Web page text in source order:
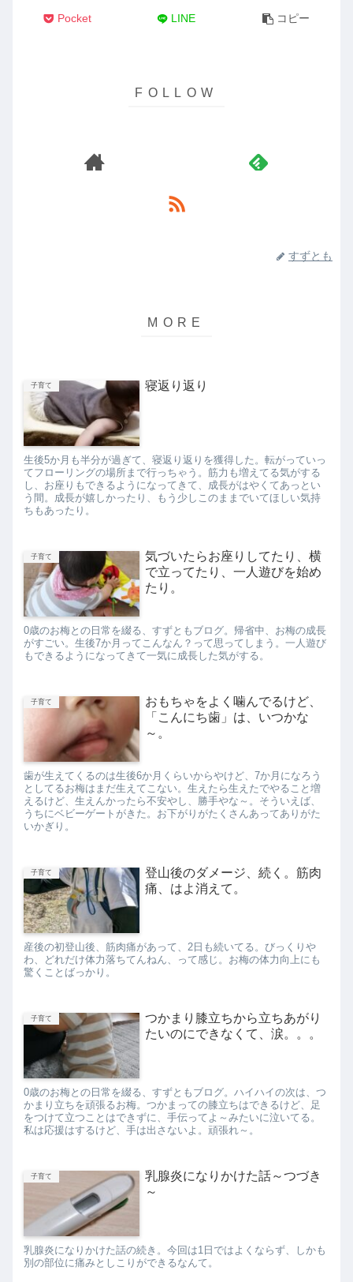
Pocket LINE コピー
すずとも
子育て 寝返り返り
生後5か月も半分が過ぎて、寝返り返りを獲得した。転がっていっ
てフローリングの場所まで行っちゃう。筋力も増えてる気がする
し、お座りもできるようになってきて、成長がはやくてあっとい
う間。成長が嬉しかったり、もう少しこのままでいてほしい気持
ちもあったり。
子育て
気づいたらお座りしてたり、横
で立ってたり、一人遊びを始め
たり。
0歳のお梅との日常を綴る、すずともブログ。帰省中、お梅の成長
がすごい。生後7か月ってこんなん？って思ってしまう。一人遊び
もできるようになってきて一気に成長した気がする。
子育て
おもちゃをよく噛んでるけど、
「こんにち歯」は、いつかな
～。
歯が生えてくるのは生後6か月くらいからやけど、7か月になろう
としてるお梅はまだ生えてこない。生えたら生えたでやること増
えるけど、生えんかったら不安やし、勝手やな～。そういえば、
うちにベビーゲートがきた。お下がりがたくさんあってありがた
いかぎり。
子育て
登山後のダメージ、続く。筋肉
痛、はよ消えて。
産後の初登山後、筋肉痛があって、2日も続いてる。びっくりや
わ、どれだけ体力落ちてんねん、って感じ。お梅の体力向上にも
驚くことばっかり。
子育て
つかまり膝立ちから立ちあがり
たいのにできなくて、涙。。。
0歳のお梅との日常を綴る、すずともブログ。ハイハイの次は、つ
かまり立ちを頑張るお梅。つかまっての膝立ちはできるけど、足
をつけて立つことはできずに、手伝ってよ～みたいに泣いてる。
私は応援はするけど、手は出さないよ。頑張れ～。
子育て
乳腺炎になりかけた話～つづき
～
乳腺炎になりかけた話の続き。今回は1日ではよくならず、しかも
別の部位に痛みとしこりができるなんて。